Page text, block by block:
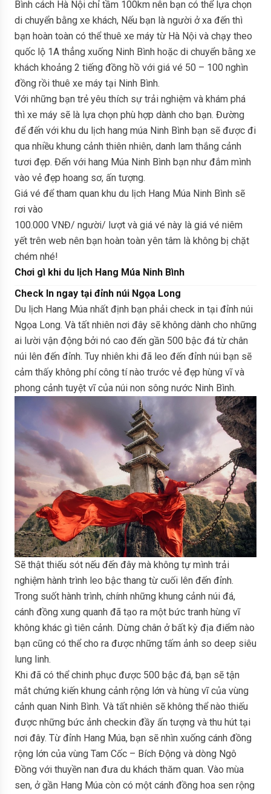
Bình cách Hà Nội chỉ tầm 100km nên bạn có thể lựa chọn
di chuyển bằng xe khách, Nếu bạn là người ở xa đến thì
bạn hoàn toàn có thể thuê xe máy từ Hà Nội và chạy theo
quốc lộ 1A thẳng xuống Ninh Bình hoặc di chuyển bằng xe
khách khoảng 2 tiếng đồng hồ với giá vé 50 – 100 nghìn
đồng rồi thuê xe máy tại Ninh Bình.
Với những bạn trẻ yêu thích sự trải nghiệm và khám phá
thì xe máy sẽ là lựa chọn phù hợp dành cho bạn. Đường
để đến với khu du lịch hang múa Ninh Bình bạn sẽ được đi
qua nhiều khung cảnh thiên nhiên, danh lam thắng cảnh
tươi đẹp. Đến với hang Múa Ninh Bình bạn như đắm mình
vào vẻ đẹp hoang sơ, ấn tượng.
Giá vé để tham quan khu du lịch Hang Múa Ninh Bình sẽ
rơi vào
100.000 VNĐ/ người/ lượt và giá vé này là giá vé niêm
yết trên web nên bạn hoàn toàn yên tâm là không bị chặt
chém nhé!
Chơi gì khi du lịch Hang Múa Ninh Bình
Check In ngay tại đỉnh núi Ngọa Long
Du lịch Hang Múa nhất định bạn phải check in tại đỉnh núi
Ngọa Long. Và tất nhiên nơi đây sẽ không dành cho những
ai lười vận động bởi nó cao đến gần 500 bậc đá từ chân
núi lên đến đỉnh. Tuy nhiên khi đã leo đến đỉnh núi bạn sẽ
cảm thấy không phí công tí nào trước vẻ đẹp hùng vĩ và
phong cảnh tuyệt vĩ của núi non sông nước Ninh Bình.
Sẽ thật thiếu sót nếu đến đây mà không tự mình trải
nghiệm hành trình leo bậc thang từ cuối lên đến đỉnh.
Trong suốt hành trình, chính những khung cảnh núi đá,
cánh đồng xung quanh đã tạo ra một bức tranh hùng vĩ
không khác gì tiên cảnh. Dừng chân ở bất kỳ địa điểm nào
bạn cũng có thể cho ra được những tấm ảnh so deep siêu
lung linh.
Khi đã có thể chinh phục được 500 bậc đá, bạn sẽ tận
mắt chứng kiến khung cảnh rộng lớn và hùng vĩ của vùng
cảnh quan Ninh Bình. Và tất nhiên sẽ không thể nào thiếu
được những bức ảnh checkin đầy ấn tượng và thu hút tại
nơi đây. Từ đỉnh Hang Múa, bạn sẽ nhìn xuống cánh đồng
rộng lớn của vùng Tam Cốc – Bích Động và dòng Ngô
Đồng với thuyền nan đưa du khách thăm quan. Vào mùa
sen, ở gần Hang Múa còn có một cánh đồng hoa sen rộng